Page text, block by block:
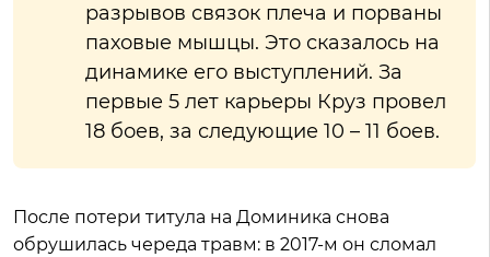
разрывов связок плеча и порваны
паховые мышцы. Это сказалось на
динамике его выступлений. За
первые 5 лет карьеры Круз провел
18 боев, за следующие 10 – 11 боев.
После потери титула на Доминика снова
обрушилась череда травм: в 2017-м он сломал